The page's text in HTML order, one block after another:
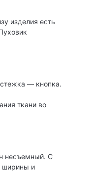
изделия есть
— кнопка.
ткани во
несъемный. С
ширины и